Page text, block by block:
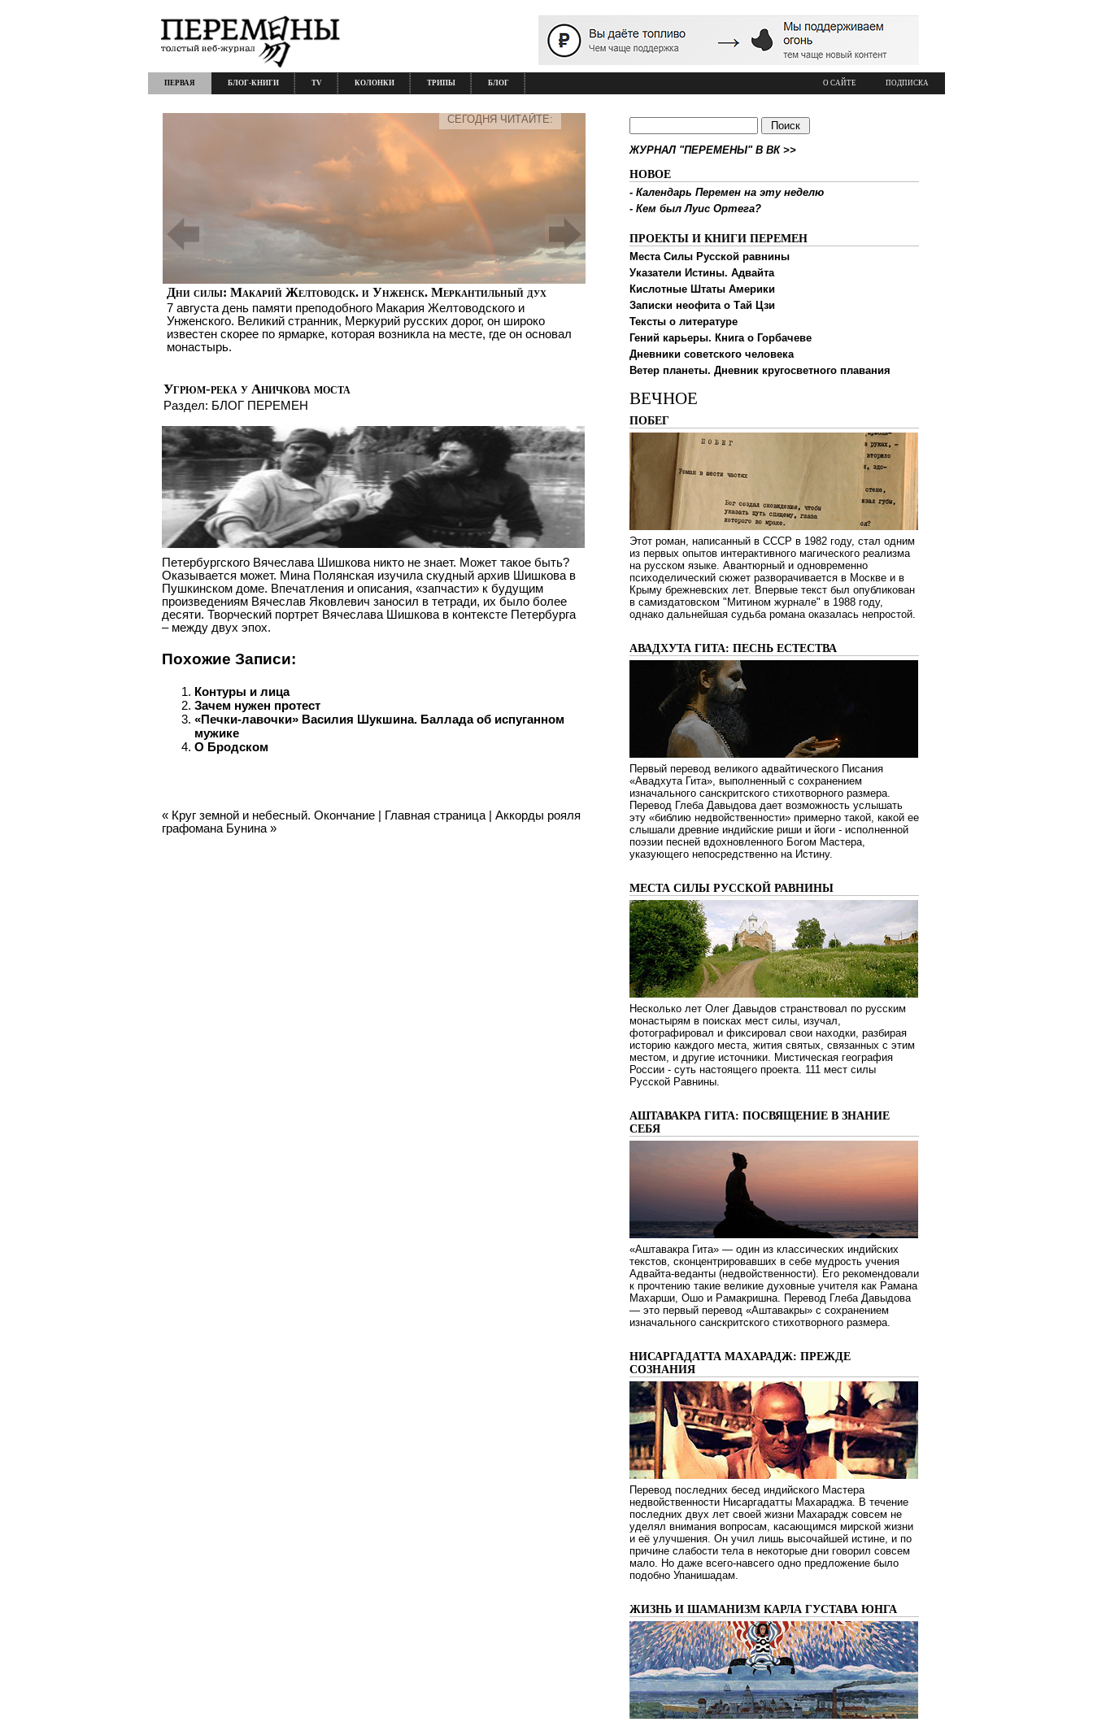
О САЙТЕ ПОДПИСКА
ПЕРВАЯ БЛОГ-КНИГИ TV КОЛОНКИ ТРИПЫ БЛОГ
Дни силы: Макарий Желтоводск. и Унженск. Меркантильный дух
7 августа день памяти преподобного Макария Желтоводского и
Унженского. Великий странник, Меркурий русских дорог, он широко
известен скорее по ярмарке, которая возникла на месте, где он основал
монастырь.
СЕГОДНЯ ЧИТАЙТЕ:
Угрюм-река у Аничкова моста
Раздел: БЛОГ ПЕРЕМЕН
Петербургского Вячеслава Шишкова никто не знает. Может такое быть?
Оказывается может. Мина Полянская изучила скудный архив Шишкова в
Пушкинском доме. Впечатления и описания, «запчасти» к будущим
произведениям Вячеслав Яковлевич заносил в тетради, их было более
десяти. Творческий портрет Вячеслава Шишкова в контексте Петербурга
– между двух эпох.
Похожие Записи:
Контуры и лица
Зачем нужен протест
«Печки-лавочки» Василия Шукшина. Баллада об испуганном
мужике
О Бродском
« Круг земной и небесный. Окончание | Главная страница | Аккорды рояля
графомана Бунина »
ЖУРНАЛ "ПЕРЕМЕНЫ" В ВК >>
НОВОЕ
- Календарь Перемен на эту неделю
- Кем был Луис Ортега?
ПРОЕКТЫ И КНИГИ ПЕРЕМЕН
Места Силы Русской равнины
Указатели Истины. Адвайта
Кислотные Штаты Америки
Записки неофита о Тай Цзи
Тексты о литературе
Гений карьеры. Книга о Горбачеве
Дневники советского человека
Ветер планеты. Дневник кругосветного плавания
ВЕЧНОЕ
ПОБЕГ
Этот роман, написанный в СССР в 1982 году, стал одним
из первых опытов интерактивного магического реализма
на русском языке. Авантюрный и одновременно
психоделический сюжет разворачивается в Москве и в
Крыму брежневских лет. Впервые текст был опубликован
в самиздатовском "Митином журнале" в 1988 году,
однако дальнейшая судьба романа оказалась непростой.
АВАДХУТА ГИТА: ПЕСНЬ ЕСТЕСТВА
Первый перевод великого адвайтического Писания
«Авадхута Гита», выполненный с сохранением
изначального санскритского стихотворного размера.
Перевод Глеба Давыдова дает возможность услышать
эту «библию недвойственности» примерно такой, какой ее
слышали древние индийские риши и йоги - исполненной
поэзии песней вдохновленного Богом Мастера,
указующего непосредственно на Истину.
МЕСТА СИЛЫ РУССКОЙ РАВНИНЫ
Несколько лет Олег Давыдов странствовал по русским
монастырям в поисках мест силы, изучал,
фотографировал и фиксировал свои находки, разбирая
историю каждого места, жития святых, связанных с этим
местом, и другие источники. Мистическая география
России - суть настоящего проекта. 111 мест силы
Русской Равнины.
АШТАВАКРА ГИТА: ПОСВЯЩЕНИЕ В ЗНАНИЕ
СЕБЯ
«Аштавакра Гита» — один из классических индийских
текстов, сконцентрировавших в себе мудрость учения
Адвайта-веданты (недвойственности). Его рекомендовали
к прочтению такие великие духовные учителя как Рамана
Махарши, Ошо и Рамакришна. Перевод Глеба Давыдова
— это первый перевод «Аштавакры» с сохранением
изначального санскритского стихотворного размера.
НИСАРГАДАТТА МАХАРАДЖ: ПРЕЖДЕ
СОЗНАНИЯ
Перевод последних бесед индийского Мастера
недвойственности Нисаргадатты Махараджа. В течение
последних двух лет своей жизни Махарадж совсем не
уделял внимания вопросам, касающимся мирской жизни
и её улучшения. Он учил лишь высочайшей истине, и по
причине слабости тела в некоторые дни говорил совсем
мало. Но даже всего-навсего одно предложение было
подобно Упанишадам.
ЖИЗНЬ И ШАМАНИЗМ КАРЛА ГУСТАВА ЮНГА